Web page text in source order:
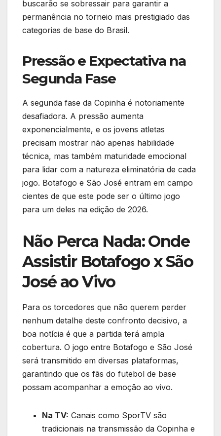
buscarão se sobressair para garantir a
permanência no torneio mais prestigiado das
categorias de base do Brasil.
Pressão e Expectativa na
Segunda Fase
A segunda fase da Copinha é notoriamente
desafiadora. A pressão aumenta
exponencialmente, e os jovens atletas
precisam mostrar não apenas habilidade
técnica, mas também maturidade emocional
para lidar com a natureza eliminatória de cada
jogo. Botafogo e São José entram em campo
cientes de que este pode ser o último jogo
para um deles na edição de 2026.
Não Perca Nada: Onde
Assistir Botafogo x São
José ao Vivo
Para os torcedores que não querem perder
nenhum detalhe deste confronto decisivo, a
boa notícia é que a partida terá ampla
cobertura. O jogo entre Botafogo e São José
será transmitido em diversas plataformas,
garantindo que os fãs do futebol de base
possam acompanhar a emoção ao vivo.
Na TV: Canais como SporTV são
tradicionais na transmissão da Copinha e